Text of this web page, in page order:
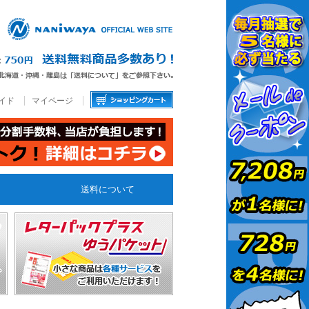
ド マイページ
送料について